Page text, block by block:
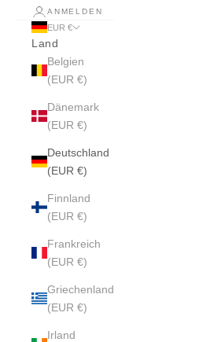
ANMELDEN
EUR €
Land
Belgien
(EUR €)
Dänemark
(EUR €)
Deutschland
(EUR €)
Finnland
(EUR €)
Frankreich
(EUR €)
Griechenland
(EUR €)
Irland